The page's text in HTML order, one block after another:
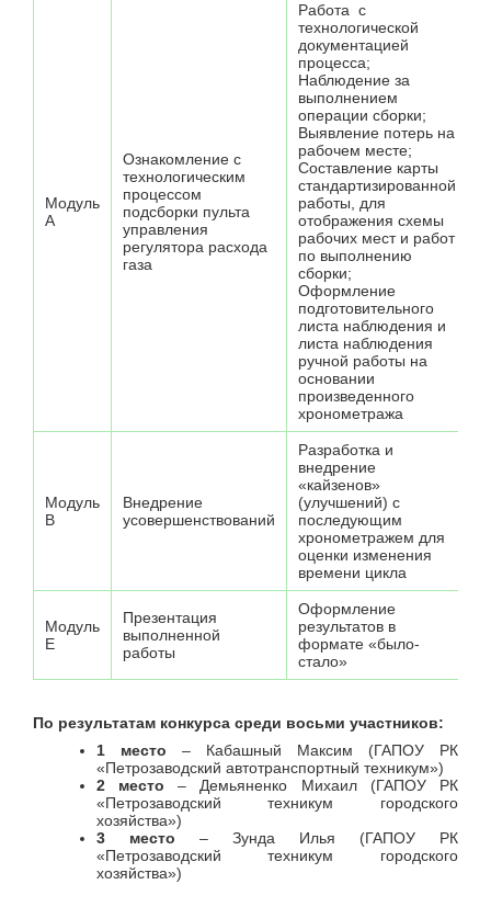
Модуль
А
Ознакомление с
технологическим
процессом
подсборки пульта
управления
регулятора расхода
газа
Работа с
технологической
документацией
процесса;
Наблюдение за
выполнением
операции сборки;
Выявление потерь на
рабочем месте;
Составление карты
стандартизированной
работы, для
отображения схемы
рабочих мест и работ
по выполнению
сборки;
Оформление
подготовительного
листа наблюдения и
листа наблюдения
ручной работы на
основании
произведенного
хронометража
Модуль
B
Внедрение
усовершенствований
Разработка и
внедрение
«кайзенов»
(улучшений) с
последующим
хронометражем для
оценки изменения
времени цикла
Модуль
Е
Презентация
выполненной
работы
Оформление
результатов в
формате «было-
стало»
По результатам конкурса среди восьми участников:
1 место – Кабашный Максим (ГАПОУ РК
«Петрозаводский автотранспортный техникум»)
2 место – Демьяненко Михаил (ГАПОУ РК
«Петрозаводский техникум городского
хозяйства»)
3 место – Зунда Илья (ГАПОУ РК
«Петрозаводский техникум городского
хозяйства»)